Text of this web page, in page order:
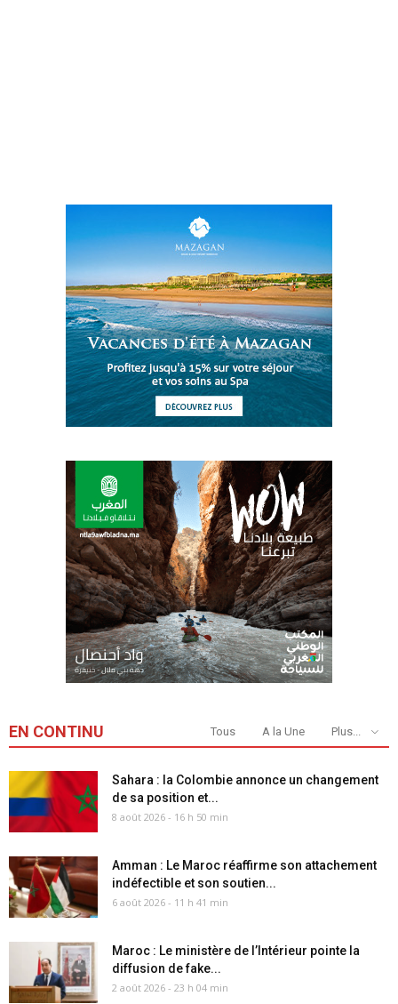
EN CONTINU Tous A la Une Plus...
Sahara : la Colombie annonce un changement
de sa position et...
8 août 2026 - 16 h 50 min
Amman : Le Maroc réaffirme son attachement
indéfectible et son soutien...
6 août 2026 - 11 h 41 min
Maroc : Le ministère de l’Intérieur pointe la
diffusion de fake...
2 août 2026 - 23 h 04 min